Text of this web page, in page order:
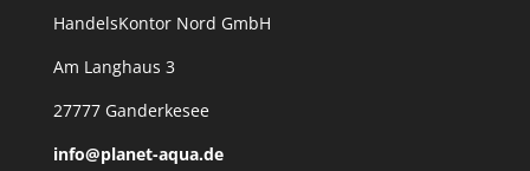
HandelsKontor Nord GmbH
Am Langhaus 3
27777 Ganderkesee
info@planet-aqua.de